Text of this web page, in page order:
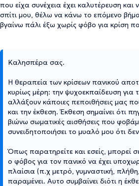
που είχα συνέχεια έχει καλυτέρευση
σπίτι μου, θέλω να κάνω το επόμενο
βγαίνω πάλι έξω χωρίς φόβο για κρίση
Καλησπέρα σας.
Η θεραπεία των κρίσεων πανικού
κυρίως μέρη: την ψυχοεκπαίδευση για
αλλάξουν κάποιες πεποιθήσεις μας
και την έκθεση. Έκθεση σημαίνει ότι
βιώνω σωματικές αισθήσεις που
συνειδητοποιήσει το μυαλό μου ότι δεν
Όπως παρατηρείτε και εσείς, μπορεί
ο φόβος για τον πανικό να έχει
πλαίσια (π.χ μετρό, γυμναστική,
παραμένει. Αυτο συμβαίνει διότι η